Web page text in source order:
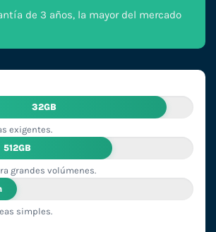
de 3 años, la mayor del mercado
32GB
exigentes.
512GB
grandes volúmenes.
simples.